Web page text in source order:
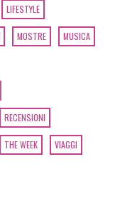
LIFESTYLE
MOSTRE MUSICA
RECENSIONI
THE WEEK VIAGGI